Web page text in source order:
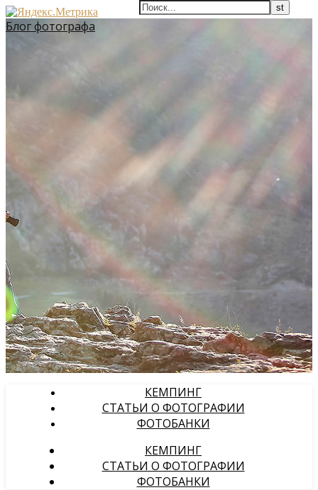
Блог фотографа
КЕМПИНГ
СТАТЬИ О ФОТОГРАФИИ
ФОТОБАНКИ
КЕМПИНГ
СТАТЬИ О ФОТОГРАФИИ
ФОТОБАНКИ